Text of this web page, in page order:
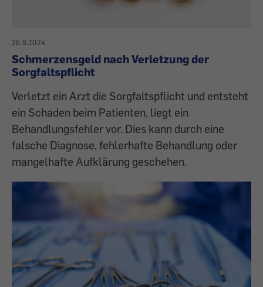
26.9.2024
Schmerzensgeld nach Verletzung der
Sorgfaltspflicht
Verletzt ein Arzt die Sorgfaltspflicht und entsteht
ein Schaden beim Patienten, liegt ein
Behandlungsfehler vor. Dies kann durch eine
falsche Diagnose, fehlerhafte Behandlung oder
mangelhafte Aufklärung geschehen.